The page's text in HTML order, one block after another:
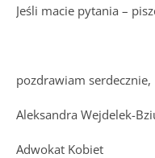
Jeśli macie pytania –
pozdrawiam serdecznie,
Aleksandra Wejdelek-
Adwokat Kobiet